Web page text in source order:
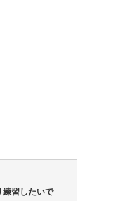
練習したいで